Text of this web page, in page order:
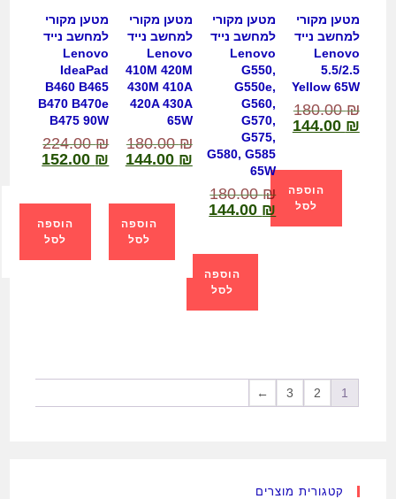
מטען מקורי
למחשב נייד
Lenovo
5.5/2.5
Yellow 65W
180.00₪
144.00 ₪
הוספה
לסל
מטען מקורי
למחשב נייד
Lenovo
G550,
G550e,
G560,
G570,
G575,
G580, G585
65W
180.00₪
144.00 ₪
הוספה
לסל
מטען מקורי
למחשב נייד
Lenovo
410M 420M
430M 410A
420A 430A
65W
180.00₪
144.00 ₪
הוספה
לסל
מטען מקורי
למחשב נייד
Lenovo
IdeaPad
B460 B465
B470 B470e
B475 90W
224.00₪
152.00 ₪
הוספה
לסל
1
2
3
←
קטגורית מוצרים